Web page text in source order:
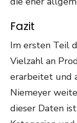
Fazit
Im ersten Teil
Vielzahl an
erarbeitet und
Niemeyer
dieser Daten